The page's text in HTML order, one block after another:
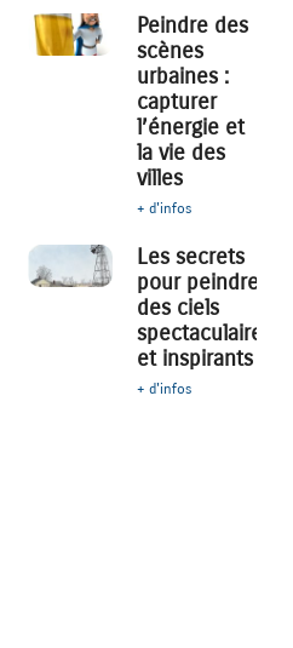
Peindre des
scènes
urbaines :
capturer
l’énergie et
la vie des
villes
+ d'infos
Les secrets
pour peindre
des ciels
spectaculaires
et inspirants
+ d'infos